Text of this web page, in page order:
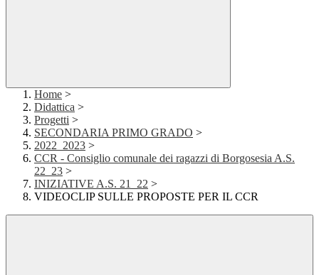
Home >
Didattica >
Progetti >
SECONDARIA PRIMO GRADO >
2022_2023 >
CCR - Consiglio comunale dei ragazzi di Borgosesia A.S.
22_23 >
INIZIATIVE A.S. 21_22 >
VIDEOCLIP SULLE PROPOSTE PER IL CCR